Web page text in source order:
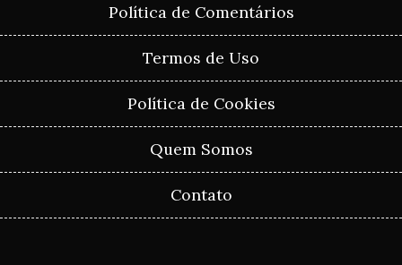
Política de Comentários
Termos de Uso
Política de Cookies
Quem Somos
Contato